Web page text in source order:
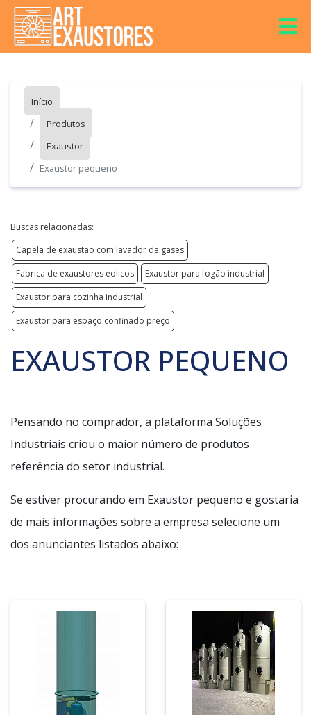
Início
Produtos
Exaustor
Exaustor pequeno
Buscas relacionadas:
Capela de exaustão com lavador de gases
Fabrica de exaustores eolicos
Exaustor para fogão industrial
Exaustor para cozinha industrial
Exaustor para espaço confinado preço
EXAUSTOR PEQUENO
Pensando no comprador, a plataforma Soluções
Industriais criou o maior número de produtos
referência do setor industrial.
Se estiver procurando em Exaustor pequeno e gostaria
de mais informações sobre a empresa selecione um
dos anunciantes listados abaixo: